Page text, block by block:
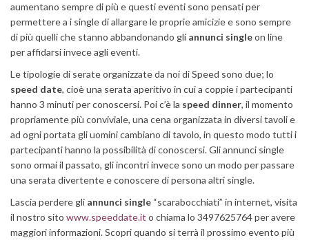
aumentano sempre di più e questi eventi sono pensati per
permettere a i single di allargare le proprie amicizie e sono sempre
di più quelli che stanno abbandonando gli annunci singleon line
per affidarsi invece agli eventi.
Le tipologie di serate organizzate da noi di Speed sono due; lo
speed date, cioè una serata aperitivo in cui a coppie i partecipanti
hanno 3 minuti per conoscersi. Poi c’è la speed dinner, il momento
propriamente più conviviale, una cena organizzata in diversi tavoli e
ad ogni portata gli uomini cambiano di tavolo, in questo modo tutti i
partecipanti hanno la possibilità di conoscersi. Gli annunci single
sono ormai il passato, gli incontri invece sono un modo per passare
una serata divertente e conoscere di persona altri single.
Lascia perdere gli annunci single “scarabocchiati” in internet, visita
il nostro sito www.speeddate.it o chiama lo 3497625764 per avere
maggiori informazioni. Scopri quando si terrà il prossimo evento più